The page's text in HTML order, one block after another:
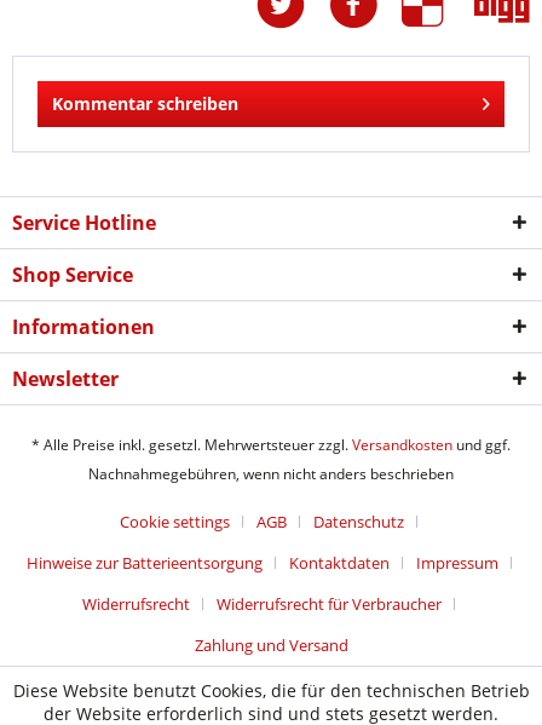
Kommentar schreiben
Service Hotline
Shop Service
Informationen
Newsletter
* Alle Preise inkl. gesetzl. Mehrwertsteuer zzgl.Versandkosten und ggf.
Nachnahmegebühren, wenn nicht anders beschrieben
Cookie settings AGB
Datenschutz
Hinweise zur Batterieentsorgung
Kontaktdaten
Impressum
Widerrufsrecht
Widerrufsrecht für Verbraucher
Zahlung und Versand
Diese Website benutzt Cookies, die für den technischen Betrieb
der Website erforderlich sind und stets gesetzt werden.